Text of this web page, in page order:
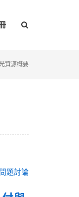
資源概要
問題討論